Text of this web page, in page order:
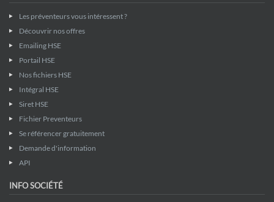
Les préventeurs vous intéressent ?
Découvrir nos offres
Emailing HSE
Portail HSE
Nos fichiers HSE
Intégral HSE
Siret HSE
Fichier Preventeurs
Se référencer gratuitement
Demande d'information
API
INFO SOCIÉTÉ